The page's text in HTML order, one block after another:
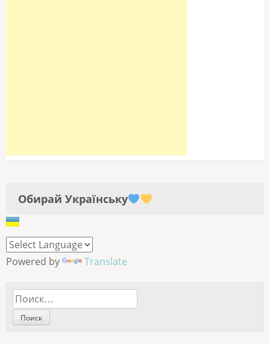
Обирай Українську
Powered by Translate
Найти: